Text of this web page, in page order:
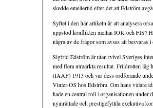
skedde emellertid efter det att Edström
Syftet i den här artikeln är att analysera
uppstod konflikten mellan IOK och FIS?
några av de frågor som avses att besvaras
Sigfrid Edström är utan tvivel Sveriges
med flera utmärkta resultat. Friidrotten låg
(IAAF) 1913 och var dess ordförande
Vinter-OS hos Edström. Om hans vidare
hade en central roll i organisationen under
nyinrättade och prestigefyllda exekutiva